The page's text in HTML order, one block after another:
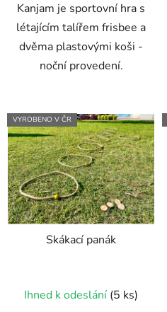
hvězdiček.
Kanjam je sportovní hra s
létajícím talířem frisbee a
dvěma plastovými koši -
noční provedení.
VYROBENO V ČR
Skákací panák
hodnocení
Ihned k odeslání (5 ks)